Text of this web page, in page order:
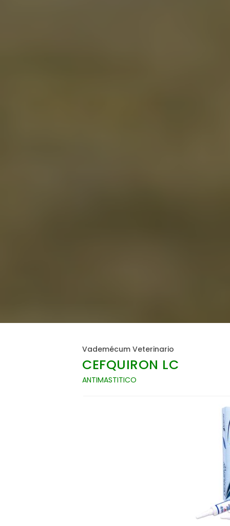
Vademécum Veterinario
CEFQUIRON LC
ANTIMASTITICO